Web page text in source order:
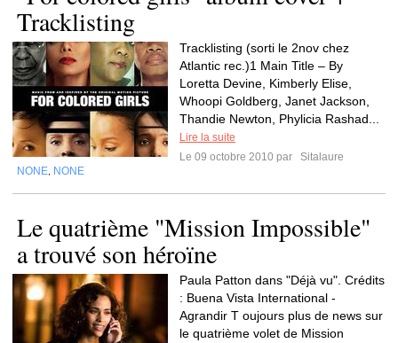
Tracklisting
Tracklisting (sorti le 2nov chez
Atlantic rec.)1 Main Title – By
Loretta Devine, Kimberly Elise,
Whoopi Goldberg, Janet Jackson,
Thandie Newton, Phylicia Rashad...
Lire la suite
Le 09 octobre 2010 par
Sitalaure
NONE NONE
Le quatrième "Mission Impossible"
a trouvé son héroïne
Paula Patton dans "Déjà vu". Crédits
: Buena Vista International -
Agrandir T oujours plus de news sur
le quatrième volet de Mission